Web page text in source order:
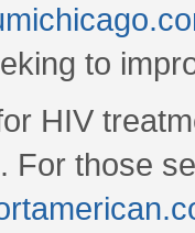
to
HIV
For those